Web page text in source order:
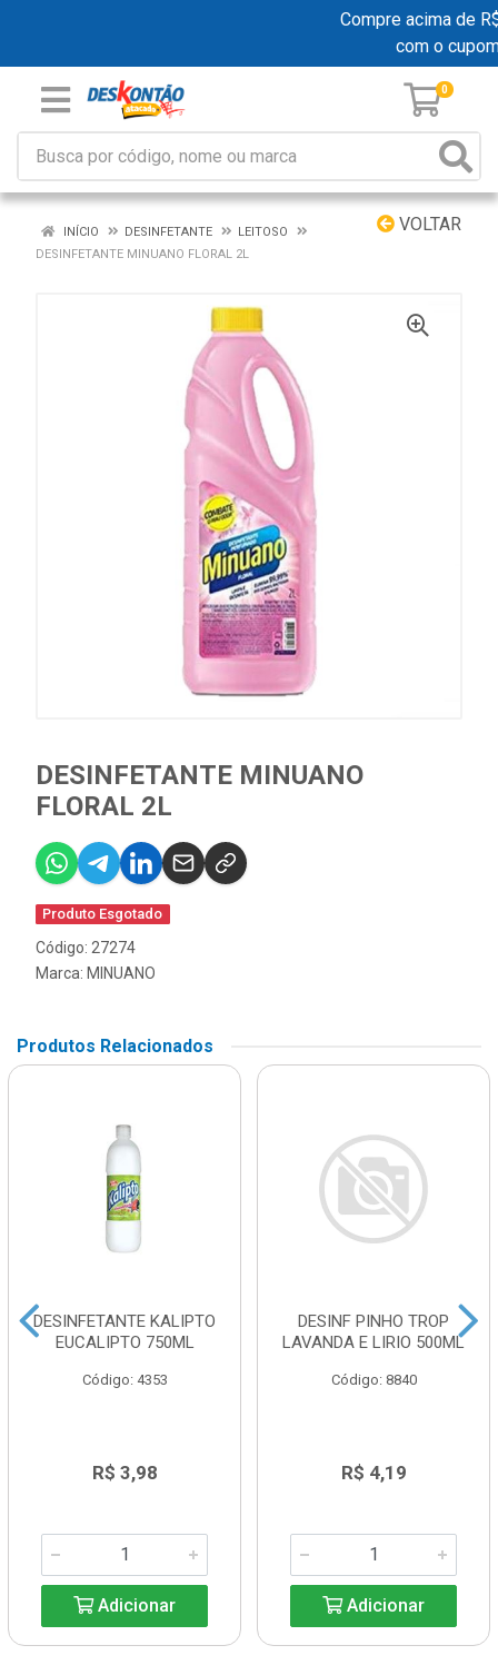
Compre acima de
com o
0
VOLTAR
INÍCIO DESINFETANTE
LEITOSO
DESINFETANTE MINUANO FLORAL 2L
DESINFETANTE MINUANO
FLORAL 2L
Produto Esgotado
Código: 27274
Marca: MINUANO
Produtos Relacionados
DESINFETANTE KALIPTO
EUCALIPTO 750ML
Código: 4353
R$ 3,98
Adicionar
DESINF PINHO TROP
LAVANDA E LIRIO 500ML
Código: 8840
R$ 4,19
Adicionar